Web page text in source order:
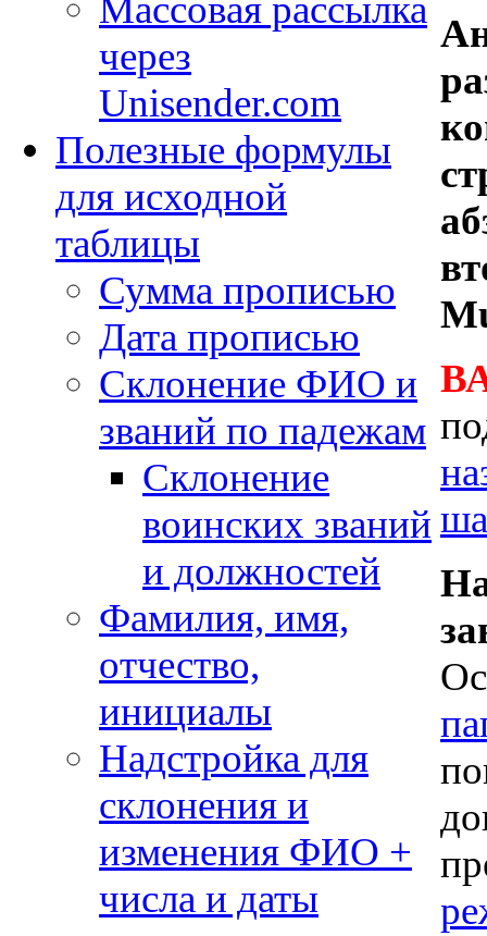
Массовая рассылка
через
Unisender.com
Полезные формулы
для исходной
таблицы
Сумма прописью
Дата прописью
Склонение ФИО и
званий по падежам
Склонение
воинских званий
и должностей
Фамилия, имя,
отчество,
инициалы
Надстройка для
склонения и
изменения ФИО +
числа и даты